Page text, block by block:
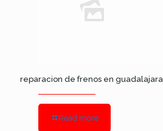
reparacion de frenos en guadalajara
Read more